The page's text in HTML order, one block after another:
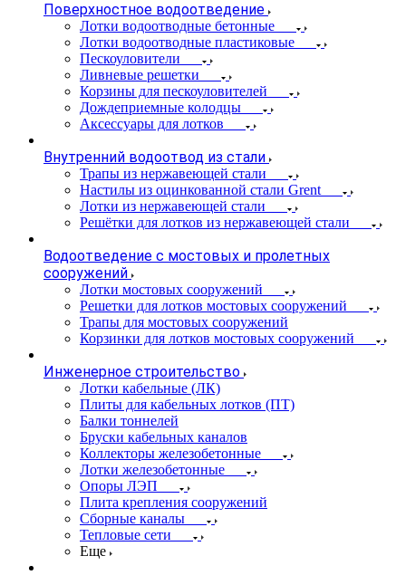
Поверхностное водоотведение
Лотки водоотводные бетонные
Лотки водоотводные пластиковые
Пескоуловители
Ливневые решетки
Корзины для пескоуловителей
Дождеприемные колодцы
Аксессуары для лотков
Внутренний водоотвод из стали
Трапы из нержавеющей стали
Настилы из оцинкованной стали Grent
Лотки из нержавеющей стали
Решётки для лотков из нержавеющей стали
Водоотведение с мостовых и пролетных
сооружений
Лотки мостовых сооружений
Решетки для лотков мостовых сооружений
Трапы для мостовых сооружений
Корзинки для лотков мостовых сооружений
Инженерное строительство
Лотки кабельные (ЛК)
Плиты для кабельных лотков (ПТ)
Балки тоннелей
Бруски кабельных каналов
Коллекторы железобетонные
Лотки железобетонные
Опоры ЛЭП
Плита крепления сооружений
Сборные каналы
Тепловые сети
Еще